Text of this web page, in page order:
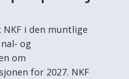
NKF i den muntlige
og
om
for 2027. NKF